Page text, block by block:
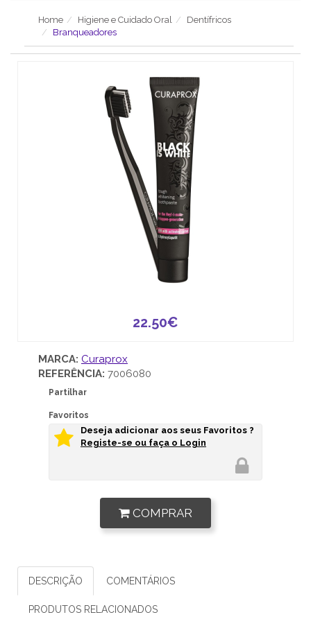
Home Higiene e Cuidado Oral
Dentífricos
Branqueadores
22.50€
MARCA: Curaprox
REFERÊNCIA: 7006080
Partilhar
Favoritos
Deseja adicionar aos seus Favoritos ?
Registe-se ou faça o Login
COMPRAR
DESCRIÇÃO COMENTÁRIOS
PRODUTOS RELACIONADOS